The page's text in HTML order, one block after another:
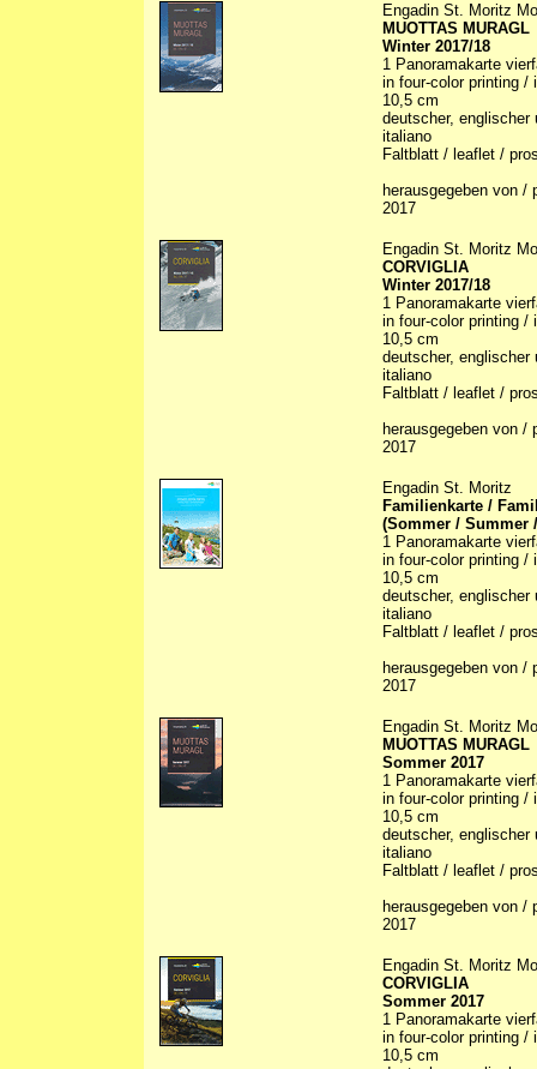
Engadin St. Moritz
MUOTTAS MURAGL
Winter 2017/18
1 Panoramakarte
in four-color printing /
10,5 cm
deutscher,
italiano
Faltblatt / leaflet /
herausgegeben von
2017
Engadin St. Moritz
CORVIGLIA
Winter 2017/18
1 Panoramakarte
in four-color printing /
10,5 cm
deutscher,
italiano
Faltblatt / leaflet /
herausgegeben von
2017
Engadin St. Moritz
Familienkarte /
(Sommer / Summer
1 Panoramakarte
in four-color printing /
10,5 cm
deutscher,
italiano
Faltblatt / leaflet /
herausgegeben von
2017
Engadin St. Moritz
MUOTTAS MURAGL
Sommer 2017
1 Panoramakarte
in four-color printing /
10,5 cm
deutscher,
italiano
Faltblatt / leaflet /
herausgegeben von
2017
Engadin St. Moritz
CORVIGLIA
Sommer 2017
1 Panoramakarte
in four-color printing /
10,5 cm